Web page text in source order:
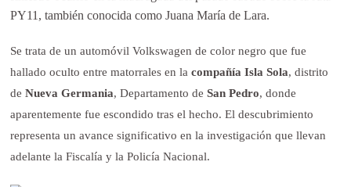
PY11, también conocida como Juana María de Lara.
Se trata de un automóvil Volkswagen de color negro que fue
hallado oculto entre matorrales en lacompañía Isla Sola, distrito
deNueva Germania, Departamento deSan Pedro, donde
aparentemente fue escondido tras el hecho. El descubrimiento
representa un avance significativo en la investigación que llevan
adelante la Fiscalía y la Policía Nacional.